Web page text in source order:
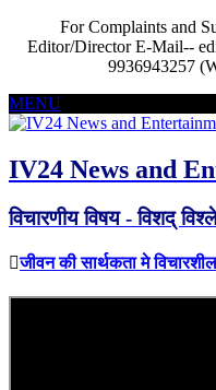
For Complaints and
Editor/Director E-Mail--
9936943257
MENU
IV24 News and
विचारणीय विषय - विशद्
जीवन की सार्थकता मे